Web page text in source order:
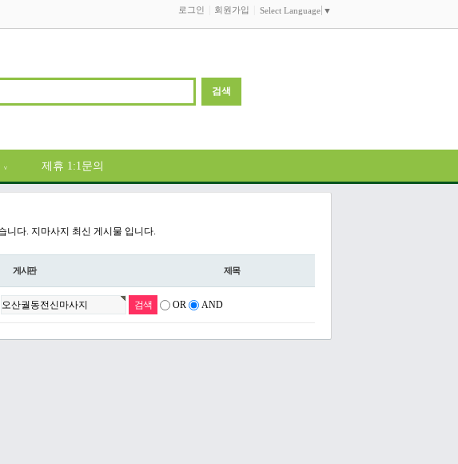
로그인 회원가입 Select Language ▼
∨ 제휴 1:1문의
니다. 지마사지 최신 게시물 입니다.
게시판 제목
OR AND